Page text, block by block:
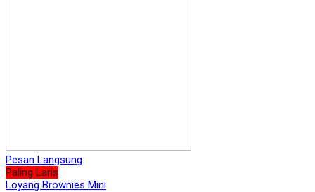
Pesan Langsung
Paling Laris
Loyang Brownies Mini